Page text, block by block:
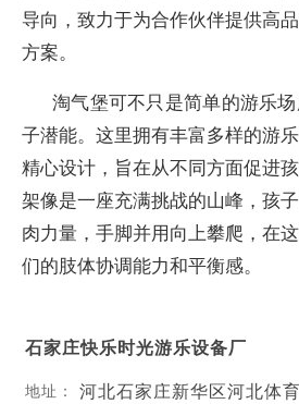
导向，致力于为合作伙伴提供高
方案。
淘气堡可不只是简单的游乐
子潜能。这里拥有丰富多样的游
精心设计，旨在从不同方面促进
架像是一座充满挑战的山峰，孩
肉力量，手脚并用向上攀爬，在
们的肢体协调能力和平衡感。
石家庄快乐时光游乐设备厂
地址： 河北石家庄新华区河北体